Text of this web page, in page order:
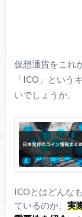
仮想通貨をこれ
「ICO」という
いでしょうか。
ICOとはどんな
ているのか、 実